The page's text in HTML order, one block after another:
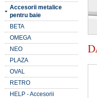
Accesorii metalice
pentru baie
BETA
OMEGA
NEO
PLAZA
OVAL
RETRO
HELP - Accesorii